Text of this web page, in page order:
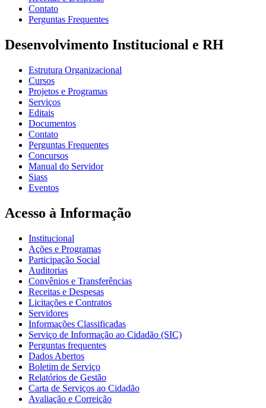
Contato
Perguntas Frequentes
Desenvolvimento Institucional e RH
Estrutura Organizacional
Cursos
Projetos e Programas
Serviços
Editais
Documentos
Contato
Perguntas Frequentes
Concursos
Manual do Servidor
Siass
Eventos
Acesso à Informação
Institucional
Ações e Programas
Participação Social
Auditorias
Convênios e Transferências
Receitas e Despesas
Licitações e Contratos
Servidores
Informações Classificadas
Serviço de Informação ao Cidadão (SIC)
Perguntas frequentes
Dados Abertos
Boletim de Serviço
Relatórios de Gestão
Carta de Serviços ao Cidadão
Avaliação e Correição